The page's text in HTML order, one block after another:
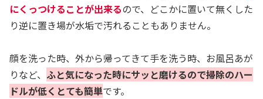
にくっつけることが出来るので、どこかに置いて無くした
り逆に置き場が水垢で汚れることもありません。
顔を洗った時、外から帰ってきて手を洗う時、お風呂あが
りなど、 ふと気になった時にサッと磨けるので掃除のハー
ドルが低くとても簡単です。